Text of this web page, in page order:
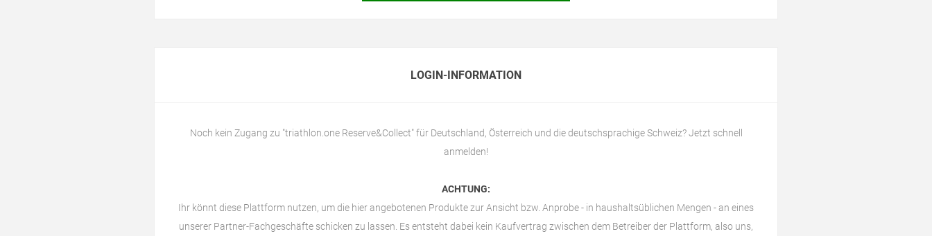
LOGIN-INFORMATION
Noch kein Zugang zu "triathlon.one Reserve&Collect" für Deutschland, Österreich und die deutschsprachige Schweiz? Jetzt schnell
anmelden!
ACHTUNG:
Ihr könnt diese Plattform nutzen, um die hier angebotenen Produkte zur Ansicht bzw. Anprobe - in haushaltsüblichen Mengen - an eines
unserer Partner-Fachgeschäfte schicken zu lassen. Es entsteht dabei kein Kaufvertrag zwischen dem Betreiber der Plattform, also uns,